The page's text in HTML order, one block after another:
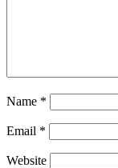
Name *
Email *
Website